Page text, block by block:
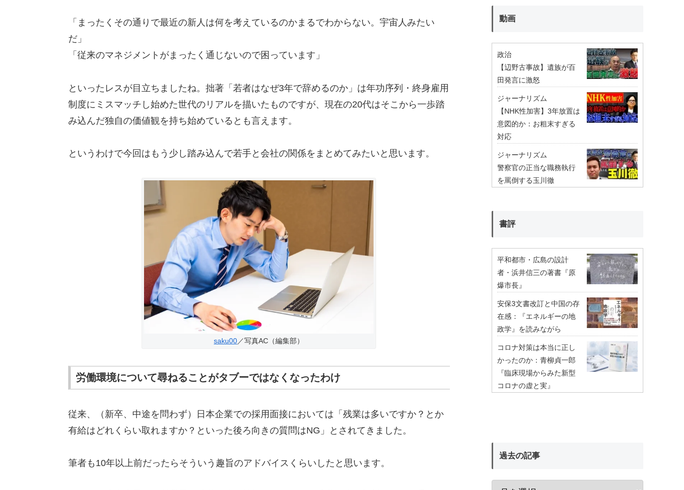
「まったくその通りで最近の新人は何を考えているのかまるでわからない。宇宙人みたい
だ」
「従来のマネジメントがまったく通じないので困っています」
といったレスが目立ちましたね。拙著「若者はなぜ3年で辞めるのか」は年功序列・終身雇用
制度にミスマッチし始めた世代のリアルを描いたものですが、現在の20代はそこから一歩踏
み込んだ独自の価値観を持ち始めているとも言えます。
というわけで今回はもう少し踏み込んで若手と会社の関係をまとめてみたいと思います。
saku00／写真AC（編集部）
労働環境について尋ねることがタブーではなくなったわけ
従来、（新卒、中途を問わず）日本企業での採用面接においては「残業は多いですか？とか
有給はどれくらい取れますか？といった後ろ向きの質問はNG」とされてきました。
筆者も10年以上前だったらそういう趣旨のアドバイスくらいしたと思います。
動画
政治
【辺野古事故】遺族が百
田発言に激怒
ジャーナリズム
【NHK性加害】3年放置は
意図的か：お粗末すぎる
対応
ジャーナリズム
警察官の正当な職務執行
を罵倒する玉川徹
書評
平和都市・広島の設計
者・浜井信三の著書『原
爆市長』
安保3文書改訂と中国の存
在感：『エネルギーの地
政学』を読みながら
コロナ対策は本当に正し
かったのか：青柳貞一郎
『臨床現場からみた新型
コロナの虚と実』
過去の記事